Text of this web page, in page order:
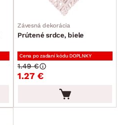
Závesná dekorácia
Prútené srdce, biele
Cena po zadaní kódu DOPLNKY
1.27 €
1.49 €